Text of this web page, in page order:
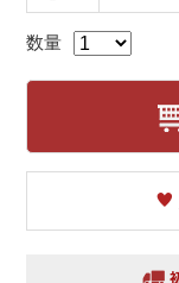
数量